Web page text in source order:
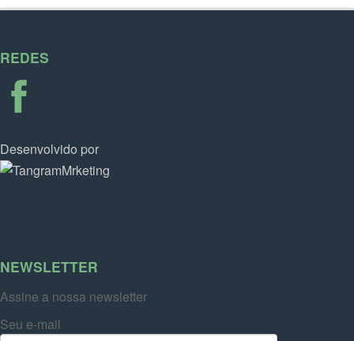
REDES
Desenvolvido por
NEWSLETTER
Assine a nossa newsletter
Seu e-mail